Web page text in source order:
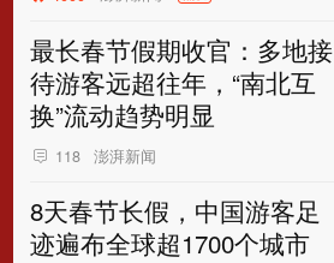
最长春节假期收官：多地接
待游客远超往年，“南北互
换”流动趋势明显
118 澎湃新闻
8天春节长假，中国游客足
迹遍布全球超1700个城市